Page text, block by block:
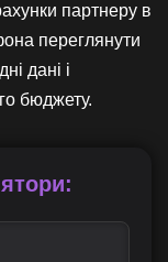
партнеру в
переглянути
дані і
бюджету.